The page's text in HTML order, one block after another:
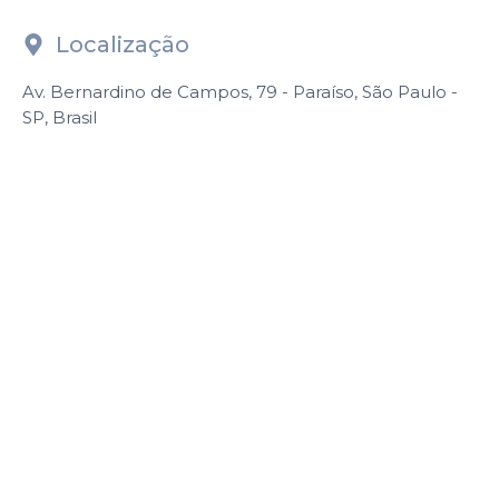
Localização
Av. Bernardino de Campos, 79 - Paraíso, São Paulo -
SP, Brasil